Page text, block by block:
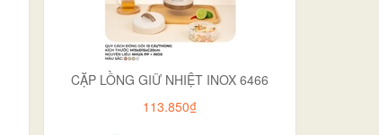
CẶP LỒNG GIỮ NHIỆT INOX 6466
113.850₫